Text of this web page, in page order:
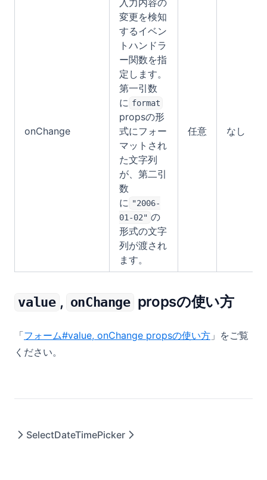
onChange
入力内容の
変更を検知
するイベン
トハンドラ
ー関数を指
定します。
第一引数
に format
propsの形
式にフォー
マットされ
た文字列
が、第二引
数
に "2006-
01-02" の
形式の文字
列が渡され
ます。
任意 なし
value , onChange propsの使い方
「フォーム#value, onChange propsの使い方 」をご覧
ください。
SelectDateTimePicker